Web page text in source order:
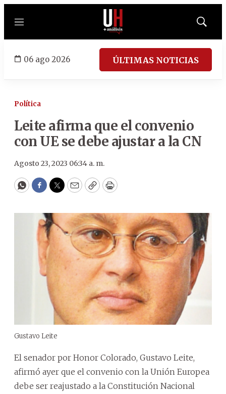
Menú
Mostrar
06 ago 2026 ÚLTIMAS NOTICIAS
Política
Leite afirma que el convenio
con UE se debe ajustar a la CN
Agosto 23, 2023 06:34 a. m.
WhatsApp
Facebook
Twitter
EmailCopyPrint
Gustavo Leite
El senador por Honor Colorado, Gustavo Leite,
afirmó ayer que el convenio con la Unión Europea
debe ser reajustado a la Constitución Nacional